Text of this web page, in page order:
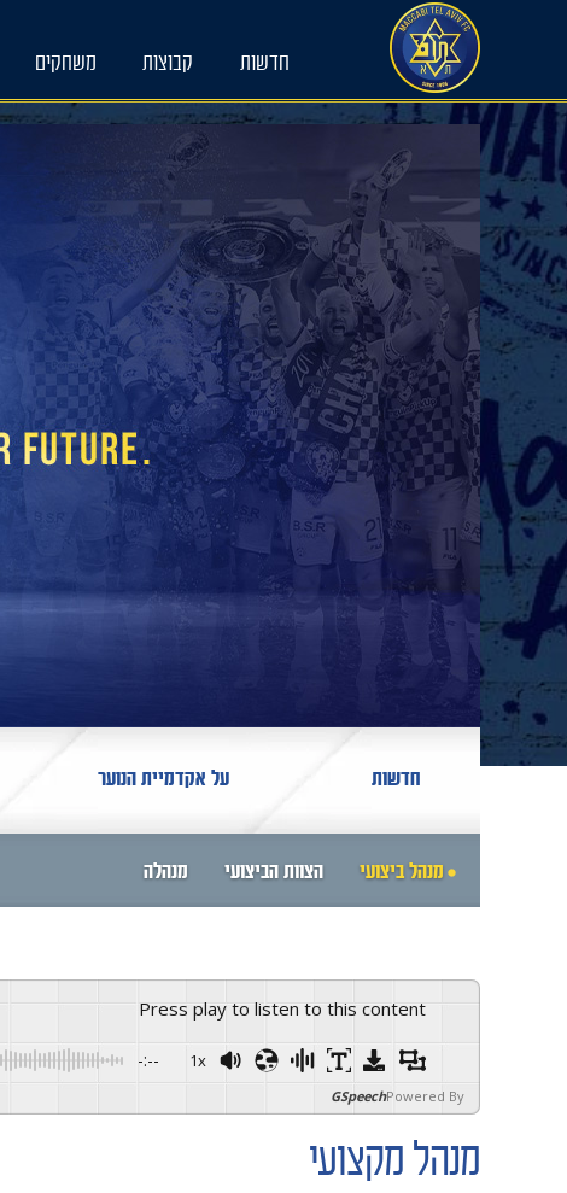
חדשות קבוצות משחקים
חדשות על אקדמיית הנוער
מנהל ביצועי הצוות הביצועי מנהלה
Press play to listen to this content
-:-- 1x
Powered By
GSpeech
מנהל מקצועי